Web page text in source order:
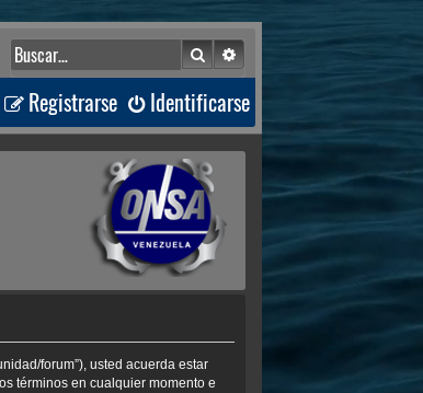
BuscarBúsqueda avanzada
Identificarse
Registrarse
B
forum”), usted acuerda estar
términos en cualquier momento e